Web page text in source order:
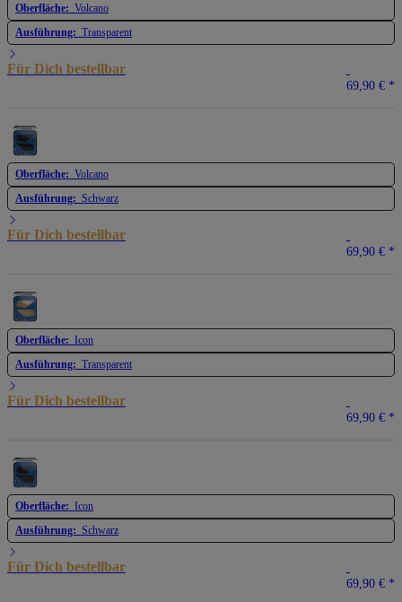
Oberfläche: Volcano
Ausführung: Transparent
Für Dich bestellbar
69,90 € *
Oberfläche: Volcano
Ausführung: Schwarz
Für Dich bestellbar
69,90 € *
Oberfläche: Icon
Ausführung: Transparent
Für Dich bestellbar
69,90 € *
Oberfläche: Icon
Ausführung: Schwarz
Für Dich bestellbar
69,90 € *